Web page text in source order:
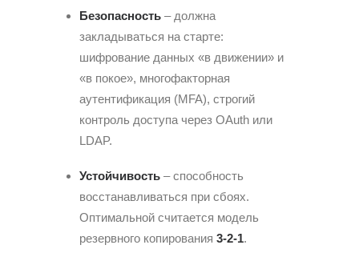
Безопасность – должна
закладываться на старте:
шифрование данных «в движении» и
«в покое», многофакторная
аутентификация (MFA), строгий
контроль доступа через OAuth или
LDAP.
Устойчивость – способность
восстанавливаться при сбоях.
Оптимальной считается модель
резервного копирования 3-2-1.